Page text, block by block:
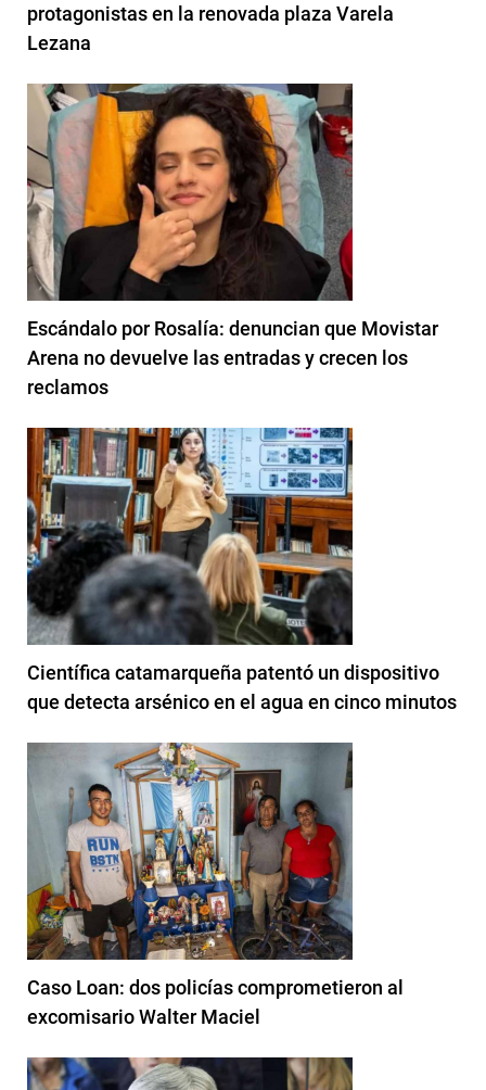
protagonistas en la renovada plaza Varela
Lezana
Escándalo por Rosalía: denuncian que Movistar
Arena no devuelve las entradas y crecen los
reclamos
Científica catamarqueña patentó un dispositivo
que detecta arsénico en el agua en cinco minutos
Caso Loan: dos policías comprometieron al
excomisario Walter Maciel